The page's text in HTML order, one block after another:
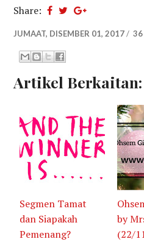
Share:
JUMAAT, DISEMBER 01, 2017/36
Artikel Berkaitan:
Segmen Tamat
dan Siapakah
Pemenang?
by
(22/